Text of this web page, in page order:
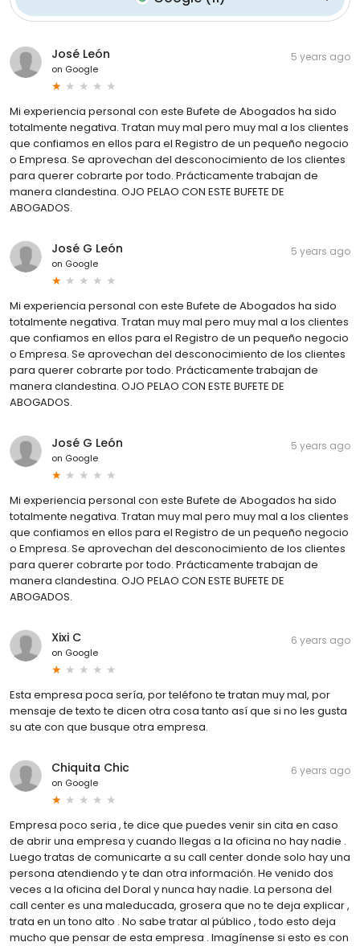
José León
on Google
5 years ago
Mi experiencia personal con este Bufete de Abogados ha sido
totalmente negativa. Tratan muy mal pero muy mal a los clientes
que confiamos en ellos para el Registro de un pequeño negocio
o Empresa. Se aprovechan del desconocimiento de los clientes
para querer cobrarte por todo. Prácticamente trabajan de
manera clandestina. OJO PELAO CON ESTE BUFETE DE
ABOGADOS.
José G León
on Google
5 years ago
Mi experiencia personal con este Bufete de Abogados ha sido
totalmente negativa. Tratan muy mal pero muy mal a los clientes
que confiamos en ellos para el Registro de un pequeño negocio
o Empresa. Se aprovechan del desconocimiento de los clientes
para querer cobrarte por todo. Prácticamente trabajan de
manera clandestina. OJO PELAO CON ESTE BUFETE DE
ABOGADOS.
José G León
on Google
5 years ago
Mi experiencia personal con este Bufete de Abogados ha sido
totalmente negativa. Tratan muy mal pero muy mal a los clientes
que confiamos en ellos para el Registro de un pequeño negocio
o Empresa. Se aprovechan del desconocimiento de los clientes
para querer cobrarte por todo. Prácticamente trabajan de
manera clandestina. OJO PELAO CON ESTE BUFETE DE
ABOGADOS.
Xixi C
on Google
6 years ago
Esta empresa poca sería, por teléfono te tratan muy mal, por
mensaje de texto te dicen otra cosa tanto así que si no les gusta
su ate con que busque otra empresa.
Chiquita Chic
on Google
6 years ago
Empresa poco seria , te dice que puedes venir sin cita en caso
de abrir una empresa y cuando llegas a la oficina no hay nadie .
Luego tratas de comunicarte a su call center donde solo hay una
persona atendiendo y te dan otra información. He venido dos
veces a la oficina del Doral y nunca hay nadie. La persona del
call center es una maleducada, grosera que no te deja explicar ,
trata en un tono alto . No sabe tratar al público , todo esto deja
mucho que pensar de esta empresa . Imagínense si esto es con